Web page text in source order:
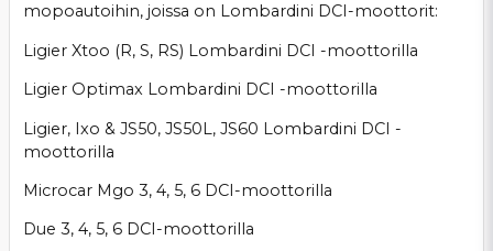
mopoautoihin, joissa on Lombardini DCI-moottorit:
Ligier Xtoo (R, S, RS) Lombardini DCI -moottorilla
Ligier Optimax Lombardini DCI -moottorilla
Ligier, Ixo & JS50, JS50L, JS60 Lombardini DCI -
moottorilla
Microcar Mgo 3, 4, 5, 6 DCI-moottorilla
Due 3, 4, 5, 6 DCI-moottorilla